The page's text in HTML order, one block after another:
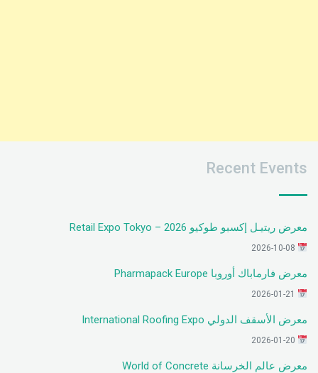
Recent Events
معرض ريتيـل إكسبو طوكيو 2026 – Retail Expo Tokyo
معرض فارماباك أوروبا Pharmapack Europe
معرض الأسقف الدولي International Roofing Expo
معرض عالم الخرسانة World of Concrete